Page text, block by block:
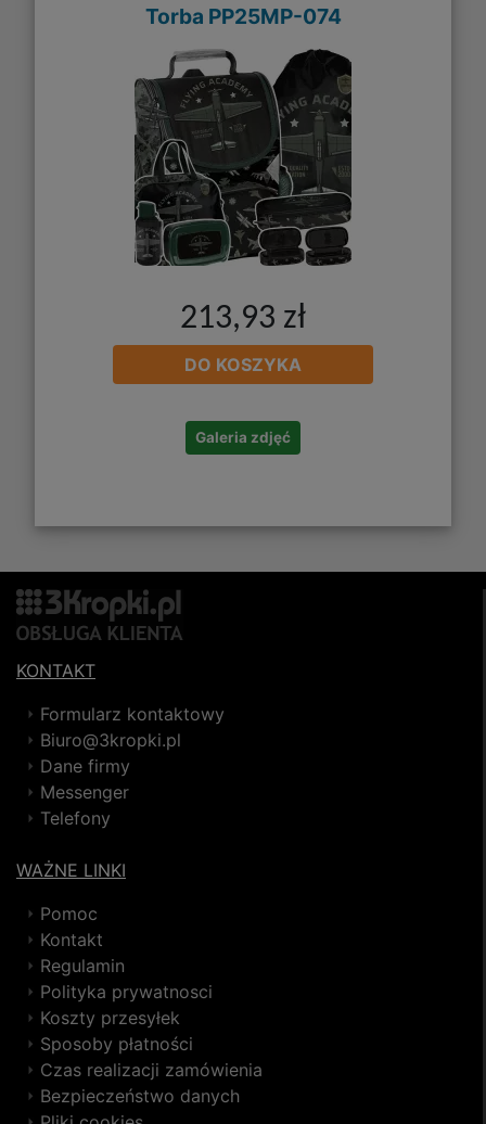
Torba PP25MP-074
213,93 zł
DO KOSZYKA
Galeria zdjęć
KONTAKT
Formularz kontaktowy
Biuro@3kropki.pl
Dane firmy
Messenger
Telefony
WAŻNE LINKI
Pomoc
Kontakt
Regulamin
Polityka prywatnosci
Koszty przesyłek
Sposoby płatności
Czas realizacji zamówienia
Bezpieczeństwo danych